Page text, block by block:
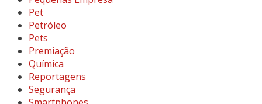
Pet
Petróleo
Pets
Premiação
Química
Reportagens
Segurança